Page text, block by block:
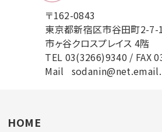
〒162-0843
東京都新宿区市谷田町2-7-
市ヶ谷クロスプレイス 4階
TEL 03(3266)9340 / FAX
Mail
HOME